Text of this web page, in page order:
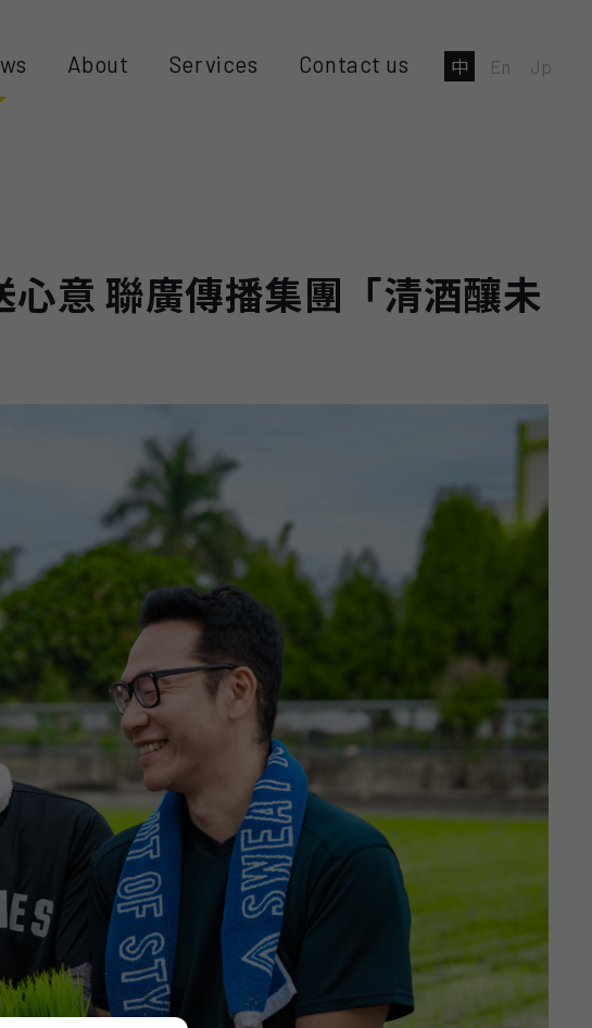
About Services Contact us 中 En Jp
意 聯廣傳播集團「清酒釀未